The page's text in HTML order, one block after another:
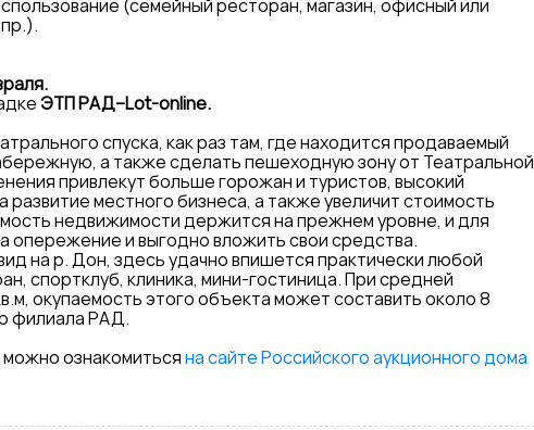
(семейный ресторан, магазин, офисный или
ЭТП РАД–Lot-online.
спуска, как раз там, где находится продаваемый
а также сделать пешеходную зону от Театральной
привлекут больше горожан и туристов, высокий
местного бизнеса, а также увеличит стоимость
недвижимости держится на прежнем уровне, и для
опережение и выгодно вложить свои средства.
на р. Дон, здесь удачно впишется практически любой
спортклуб, клиника, мини-гостиница. При средней
окупаемость этого объекта может составить около 8
филиала РАД.
ознакомитьсяна сайте Российского аукционного дома